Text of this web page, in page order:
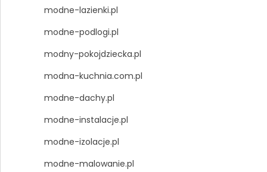
modne-lazienki.pl
modne-podlogi.pl
modny-pokojdziecka.pl
modna-kuchnia.com.pl
modne-dachy.pl
modne-instalacje.pl
modne-izolacje.pl
modne-malowanie.pl